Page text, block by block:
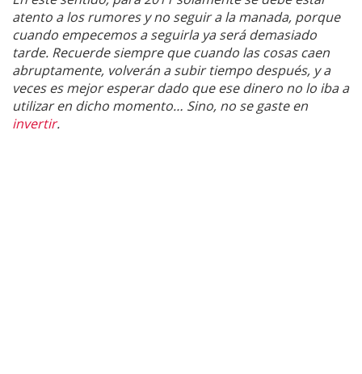
atento a los rumores y no seguir a la manada, porque
cuando empecemos a seguirla ya será demasiado
tarde. Recuerde siempre que cuando las cosas caen
abruptamente, volverán a subir tiempo después, y a
veces es mejor esperar dado que ese dinero no lo iba a
utilizar en dicho momento… Sino, no se gaste en
invertir.